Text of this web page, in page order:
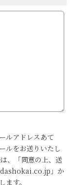
ルアドレスあて
ルをお送りいたし
、「同意の上、送
」か
す。